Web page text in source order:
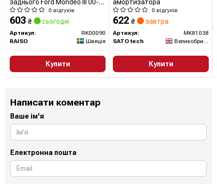
заднього Ford Mondeo III 00-
07
0 відгуків
603 ₴ сьогодні
Артикул:
RK00090
RAISO
Швеція
Купити
амортизатора
0 відгуків
622 ₴ завтра
Артикул:
MK81038
SATO tech
Великобританія
Купити
Написати коментар
Ваше ім'я
Електронна пошта